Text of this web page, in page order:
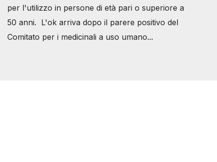
per l'utilizzo in persone di età pari o superiore a
50 anni. L'ok arriva dopo il parere positivo del
Comitato per i medicinali a uso umano...